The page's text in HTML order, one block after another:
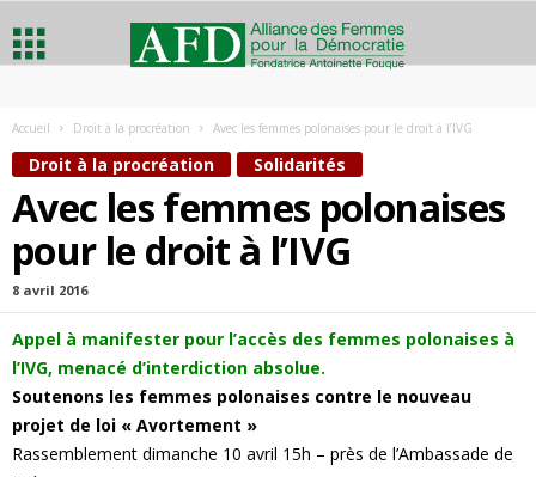
a
Accueil Droit à la procréation Avec les femmes polonaises pour le droit à l’IVG
Droit à la procréation Solidarités
Avec les femmes polonaises
pour le droit à l’IVG
8 avril 2016
Appel à manifester pour l’accès des femmes polonaises à
l’IVG, menacé d’interdiction absolue.
Soutenons les femmes polonaises contre le nouveau
projet de loi « Avortement »
Rassemblement dimanche 10 avril 15h – près de l’Ambassade de